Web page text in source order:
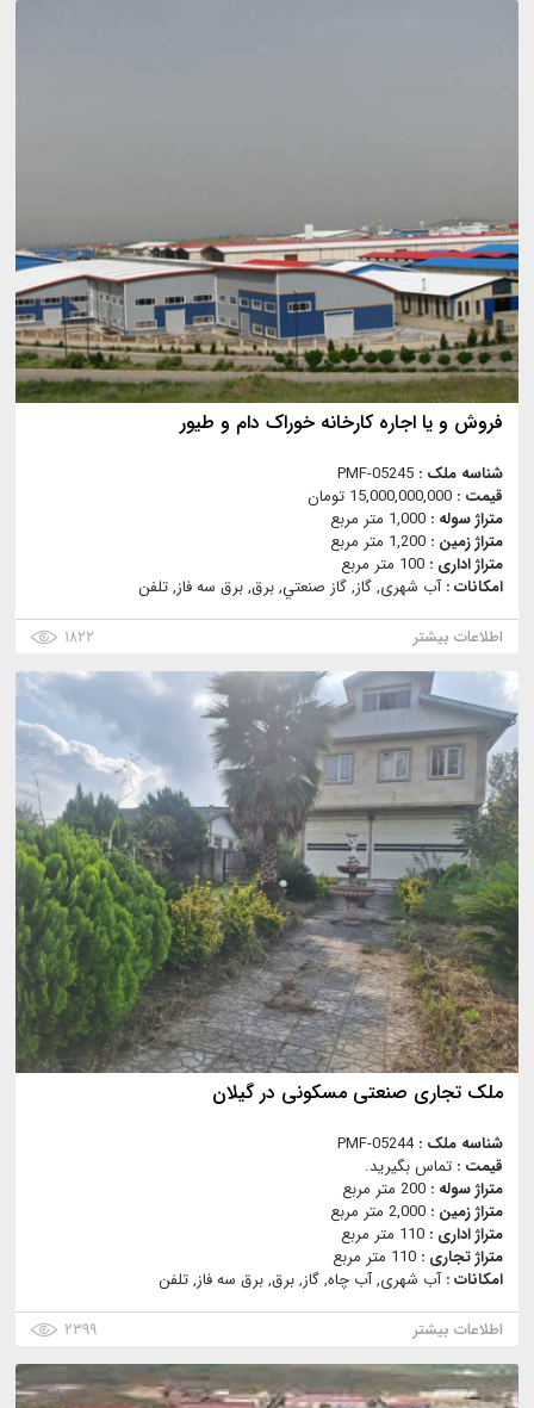
فروش و یا اجاره کارخانه خوراک دام و طیور
شناسه ملک : PMF-05245
قیمت : 15,000,000,000 تومان
متراژ سوله : 1,000 متر مربع
متراژ زمین : 1,200 متر مربع
متراژ اداری : 100 متر مربع
امکانات :آب شهری, گاز, گاز صنعتي, برق, برق سه فاز, تلفن
اطلاعات بیشتر
۱۸۲۲
ملک تجاری صنعتی مسکونی در گیلان
شناسه ملک :PMF-05244
قیمت : تماس بگیرید.
متراژ سوله : 200 متر مربع
متراژ زمین : 2,000 متر مربع
متراژ اداری : 110 متر مربع
متراژ تجاری : 110 متر مربع
امکانات :آب شهری, آب چاه, گاز, برق, برق سه فاز, تلفن
اطلاعات بیشتر
۲۳۹۹